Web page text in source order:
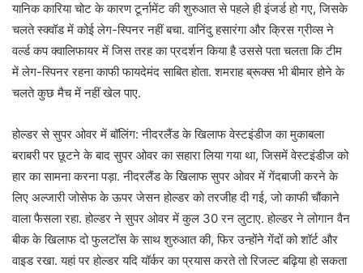
यानिक कारिया चोट के कारण टूर्नामेंट की शुरुआत से पहले ही इंजर्ड हो गए, जिसके
चलते स्क्वॉड में कोई लेग-स्पिनर नहीं बचा. वानिंदु हसारंगा और क्रिस ग्रीव्स ने
वर्ल्ड कप क्वालिफायर में जिस तरह का प्रदर्शन किया है उससे पता चलता कि टीम
में लेग-स्पिनर रहना काफी फायदेमंद साबित होता. शमराह ब्रूक्स भी बीमार होने के
चलते कुछ मैच में नहीं खेल पाए.
होल्डर से सुपर ओवर में बॉलिंग: नीदरलैंड के खिलाफ वेस्टइंडीज का मुकाबला
बराबरी पर छूटने के बाद सुपर ओवर का सहारा लिया गया था, जिसमें वेस्टइंडीज को
हार का सामना करना पड़ा. नीदरलैंड के खिलाफ सुपर ओवर में गेंदबाजी करने के
लिए अल्जारी जोसेफ के ऊपर जेसन होल्डर को तरजीह दी गई, जो काफी चौंकाने
वाला फैसला रहा. होल्डर ने सुपर ओवर में कुल 30 रन लुटाए. होल्डर ने लोगान वैन
बीक के खिलाफ दो फुलटॉस के साथ शुरुआत की, फिर उन्होंने गेंदों को शॉर्ट और
वाइड रखा. यहां पर होल्डर यदि यॉर्कर का प्रयास करते तो रिजल्ट बढ़िया हो सकता